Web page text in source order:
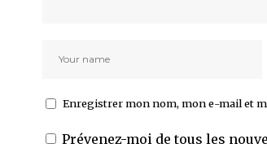
Enregistrer mon nom, mon e-mail et
Prévenez-moi de tous les